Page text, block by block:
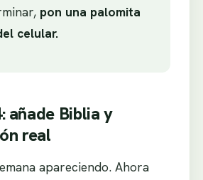
pon una palomita
celular.
añade Biblia y
real
apareciendo. Ahora